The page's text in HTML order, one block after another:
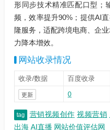
形同步技术精准匹配口型；
频，效率提升90%；提供AI
隆服务，适配跨境电商、企
力降本增效。
网站收录情况
收录/数据 百度收录
更新 0
tag 营销视频创作 视频营销
出海 AI直播 网站价值评估网